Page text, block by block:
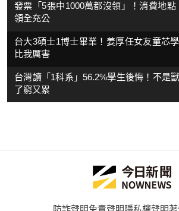
發票「5張中1000萬都沒領」！消費地
領全充公
台大3碩士1博士畢業！姜厚任女友童芯
比我厲害
台灣讀「1科系」56.2%學生後悔！不是
了窮又累